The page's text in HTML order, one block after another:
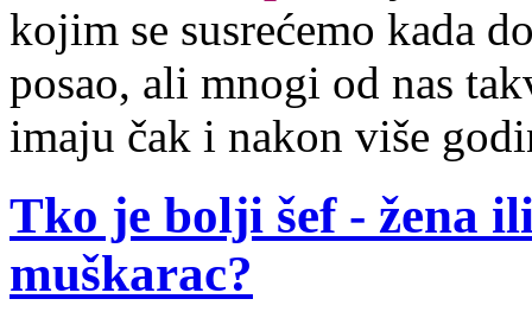
kojim se susrećemo kada
posao, ali mnogi od nas
imaju čak i nakon više
Tko je bolji šef - žena
muškarac?